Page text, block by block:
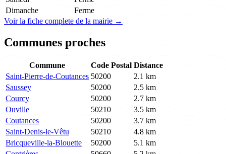
Dimanche
Ferme
Voir la fiche complete de la mairie →
Communes proches
Commune Code Postal Distance
Saint-Pierre-de-Coutances 50200
2.1 km
Saussey
50200
2.5 km
Courcy
50200
2.7 km
Ouville
50210
3.5 km
Coutances
50200
3.7 km
Saint-Denis-le-Vêtu
50210
4.8 km
Bricqueville-la-Blouette
50200
5.1 km